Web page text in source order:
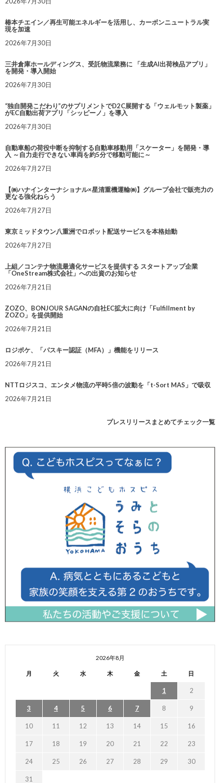
椿本チエイン／再生可能エネルギーを活用し、カーボンニュートラル実
現を加速
2026年7月30日
三井倉庫ホールディングス、受託物流業務に 「生成AI出荷検品アプリ」
を開発・導入開始
2026年7月30日
“独自開発こだわり”のサプリメントでD2C展開する「ウェルモット製薬」
がEC自動出荷アプリ「シッピーノ」を導入
2026年7月30日
自動車船の荷役中断を抑制する自動車移動用「スケーター」を開発・導
入 ～自力走行できない車両を約5分で移動可能に～
2026年7月27日
【㈱ハナインターナショナル×星清重機運輸㈱】グループ会社で販売力の
更なる強化ねらう
2026年7月27日
東京ミッドタウン八重洲でロボット配送サービスを本格始動
2026年7月27日
上組／コンテナ物流最適化サービスを提供する スタートアップ企業
「OneStream株式会社」への出資のお知らせ
2026年7月21日
ZOZO、BONJOUR SAGANの自社EC拡大に向け「Fulfillment by
ZOZO」を提供開始
2026年7月21日
ロジポケ、「パスキー認証（MFA）」機能をリリース
2026年7月21日
NTTロジスコ、エンタメ物流の平時5倍の波動を「t-Sort MAS」で吸収
2026年7月21日
プレスリリースまとめてチェック一覧
2026年8月
月 火 水 木 金 土 日
1 2
3 4 5 6 7 8 9
10 11 12 13 14 15 16
17 18 19 20 21 22 23
24 25 26 27 28 29 30
31